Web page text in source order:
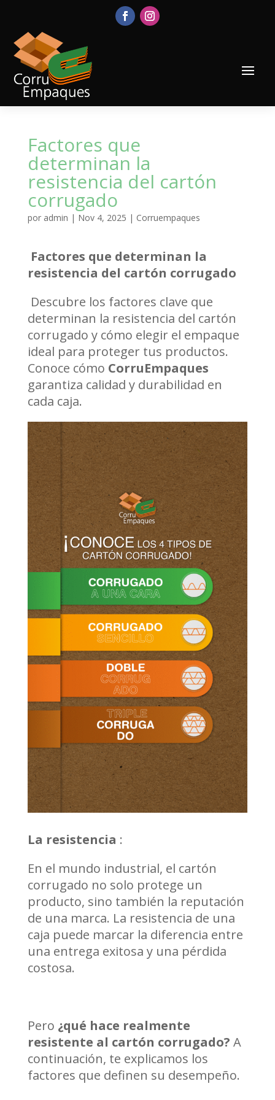
Factores que
determinan la
resistencia del cartón
corrugado
por admin | Nov 4, 2025 | Corruempaques
Factores que determinan la
resistencia del cartón corrugado
Descubre los factores clave que
determinan la resistencia del cartón
corrugado y cómo elegir el empaque
ideal para proteger tus productos.
Conoce cómo CorruEmpaques
garantiza calidad y durabilidad en
cada caja.
La resistencia :
En el mundo industrial, el cartón
corrugado no solo protege un
producto, sino también la reputación
de una marca. La resistencia de una
caja puede marcar la diferencia entre
una entrega exitosa y una pérdida
costosa.
Pero ¿qué hace realmente
resistente al cartón corrugado? A
continuación, te explicamos los
factores que definen su desempeño.